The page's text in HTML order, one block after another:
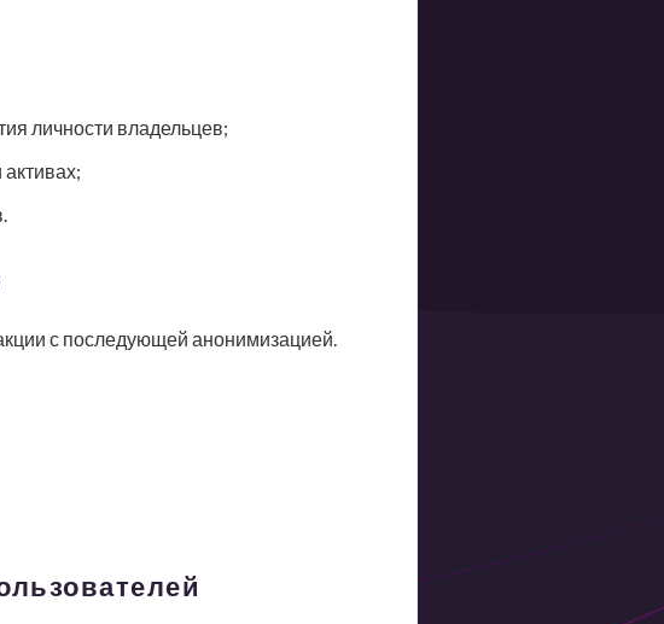
личности владельцев;
с последующей анонимизацией.